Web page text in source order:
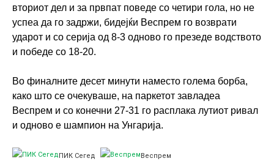
вториот дел и за првпат поведе со четири гола, но не
успеа да го задржи, бидејќи Веспрем го возврати
ударот и со серија од 8-3 одново го презеде водството
и победе со 18-20.
Во финалните десет минути наместо голема борба,
како што се очекуваше, на паркетот завладеа
Веспрем и со конечни 27-31 го расплака лутиот ривал
и одново е шампион на Унгарија.
ПИК Сегед Веспрем